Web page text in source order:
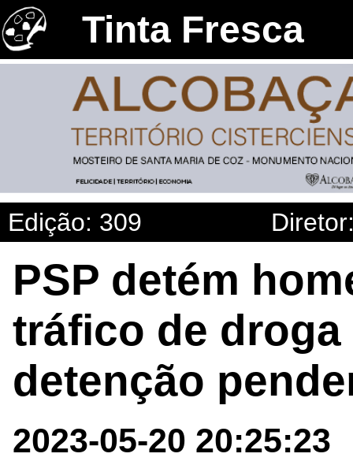
Tinta Fresca
Edição: 309
PSP detém
tráfico de droga
detenção
2023-05-20 20:25:23